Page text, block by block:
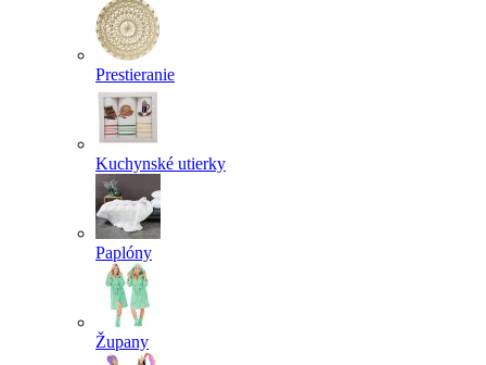
Prestieranie
Kuchynské utierky
Paplóny
Župany